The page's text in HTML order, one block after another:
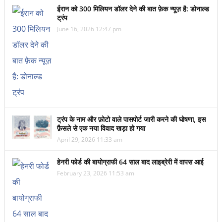
ईरान को 300 मिलियन डॉलर देने की बात फ़ेक न्यूज़ है: डोनाल्ड
ट्रंप
June 16, 2026 12:47 pm
ट्रंप के नाम और फ़ोटो वाले पासपोर्ट जारी करने की घोषणा, इस
फ़ैसले से एक नया विवाद खड़ा हो गया
April 29, 2026 11:33 am
हेनरी फोर्ड की बायोग्राफी 64 साल बाद लाइब्रेरी में वापस आई
February 23, 2026 11:53 am